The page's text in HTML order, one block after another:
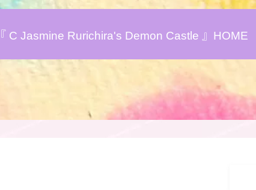
お知らせ
公式ウェブサイト『Botanical Study』
Cジャスミン瑠璃地楽の主な活動先リン
『 C Jasmine Rurichira's Demon Castle 』HOME